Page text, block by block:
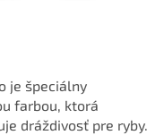
je špeciálny
farbou, ktorá
dráždivosť pre ryby.